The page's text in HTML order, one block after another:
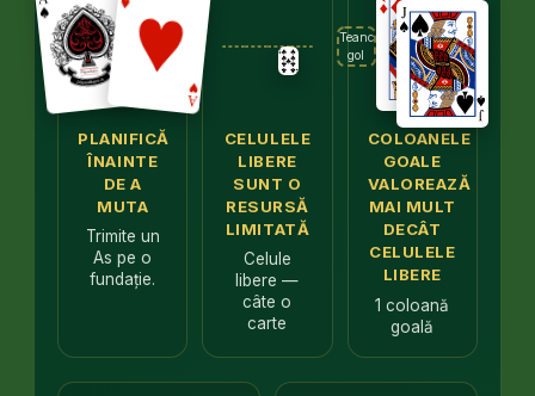
PLANIFICĂ
ÎNAINTE
DE A
MUTA
Trimite un
As pe o
fundație.
CELULELE
LIBERE
SUNT O
RESURSĂ
LIMITATĂ
Celule
libere —
câte o
carte
Teanc
gol
COLOANELE
GOALE
VALOREAZĂ
MAI MULT
DECÂT
CELULELE
LIBERE
1 coloană
goală